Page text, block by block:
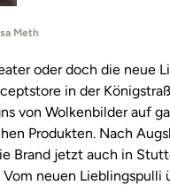
Meth
oder doch die neue
in der
von Wolkenbilder auf
Produkten. Nach
Brand jetzt auch in
neuen Lieblingspulli